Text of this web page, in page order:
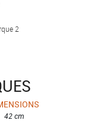
2
42 cm